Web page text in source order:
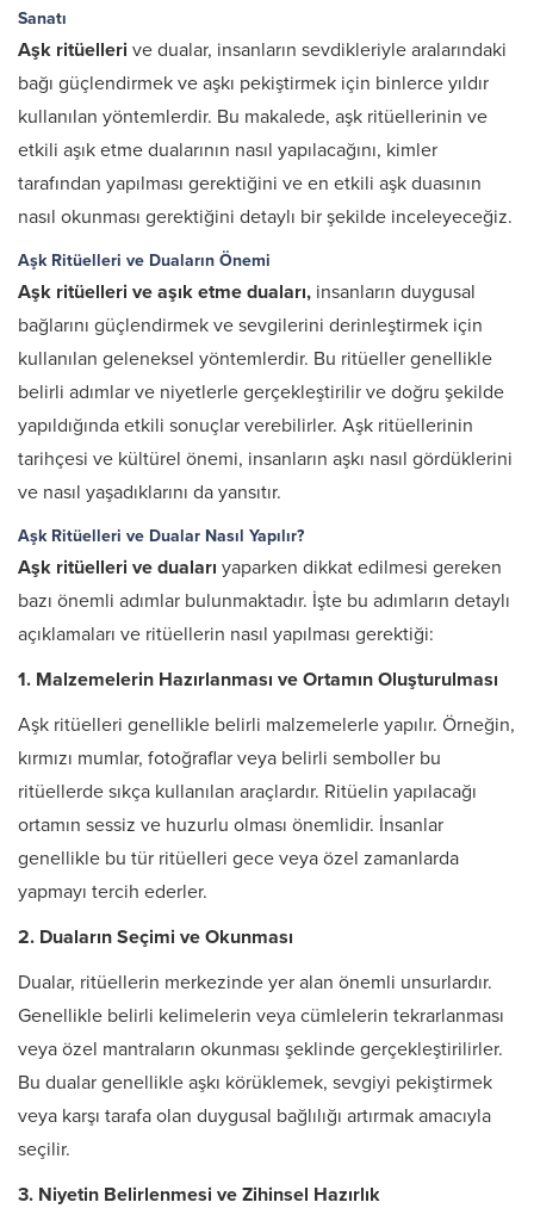
Sanatı
Aşk ritüelleri ve dualar, insanların sevdikleriyle aralarındaki
bağı güçlendirmek ve aşkı pekiştirmek için binlerce yıldır
kullanılan yöntemlerdir. Bu makalede, aşk ritüellerinin ve
etkili aşık etme dualarının nasıl yapılacağını, kimler
tarafından yapılması gerektiğini ve en etkili aşk duasının
nasıl okunması gerektiğini detaylı bir şekilde inceleyeceğiz.
Aşk Ritüelleri ve Duaların Önemi
Aşk ritüelleri ve aşık etme duaları, insanların duygusal
bağlarını güçlendirmek ve sevgilerini derinleştirmek için
kullanılan geleneksel yöntemlerdir. Bu ritüeller genellikle
belirli adımlar ve niyetlerle gerçekleştirilir ve doğru şekilde
yapıldığında etkili sonuçlar verebilirler. Aşk ritüellerinin
tarihçesi ve kültürel önemi, insanların aşkı nasıl gördüklerini
ve nasıl yaşadıklarını da yansıtır.
Aşk Ritüelleri ve Dualar Nasıl Yapılır?
Aşk ritüelleri ve duaları yaparken dikkat edilmesi gereken
bazı önemli adımlar bulunmaktadır. İşte bu adımların detaylı
açıklamaları ve ritüellerin nasıl yapılması gerektiği:
1. Malzemelerin Hazırlanması ve Ortamın Oluşturulması
Aşk ritüelleri genellikle belirli malzemelerle yapılır. Örneğin,
kırmızı mumlar, fotoğraflar veya belirli semboller bu
ritüellerde sıkça kullanılan araçlardır. Ritüelin yapılacağı
ortamın sessiz ve huzurlu olması önemlidir. İnsanlar
genellikle bu tür ritüelleri gece veya özel zamanlarda
yapmayı tercih ederler.
2. Duaların Seçimi ve Okunması
Dualar, ritüellerin merkezinde yer alan önemli unsurlardır.
Genellikle belirli kelimelerin veya cümlelerin tekrarlanması
veya özel mantraların okunması şeklinde gerçekleştirilirler.
Bu dualar genellikle aşkı körüklemek, sevgiyi pekiştirmek
veya karşı tarafa olan duygusal bağlılığı artırmak amacıyla
seçilir.
3. Niyetin Belirlenmesi ve Zihinsel Hazırlık